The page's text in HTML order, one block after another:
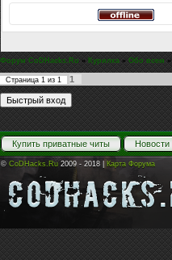
Форум CoDHacks.Ru » Курилка » Обо всем »
Страница 1 из 1
1
Купить приватные читы Новости
© CoDHacks.Ru 2009 - 2018 | Карта Форума